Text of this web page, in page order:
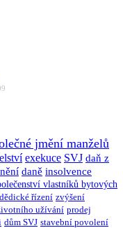
jmění manželů
exekuce SVJ daň z
daně insolvence
vlastníků bytových
dědické řízení zvýšení
užívání prodej
dům SVJ stavební povolení